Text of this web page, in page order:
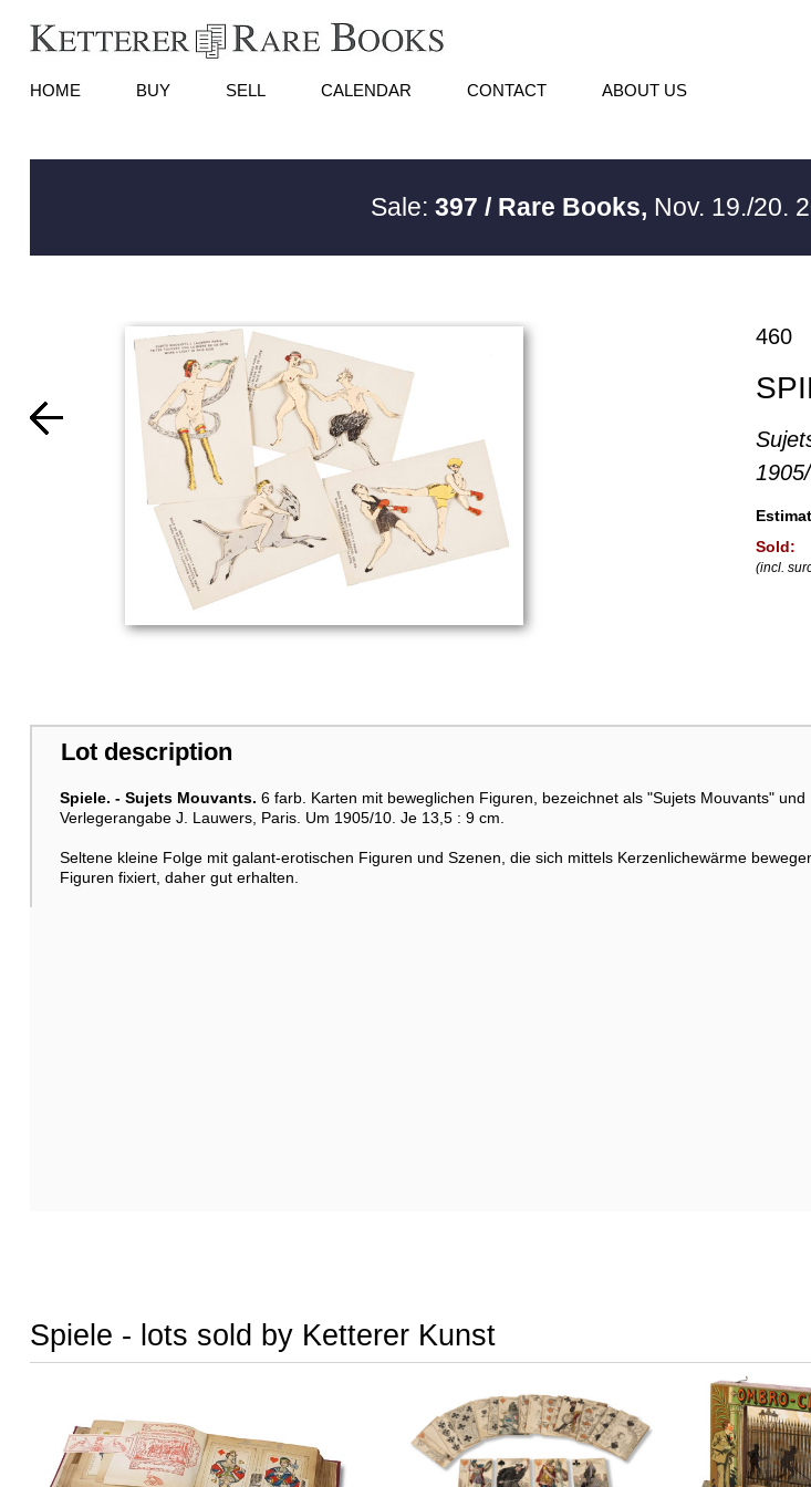
HOME BUY SELL CALENDAR CONTACT ABOUT US
Sale: 397 / Rare Books, Nov. 19./20.
460
Sold:
(incl.
Lot description
Spiele. - Sujets Mouvants. 6 farb. Karten mit beweglichen Figuren, bezeichnet als "Sujets Mouvants" und
Verlegerangabe J. Lauwers, Paris. Um 1905/10. Je 13,5 : 9 cm.
Seltene kleine Folge mit galant-erotischen Figuren und Szenen, die sich mittels Kerzenlichewärme
Figuren fixiert, daher gut erhalten.
Spiele - lots sold by Ketterer Kunst